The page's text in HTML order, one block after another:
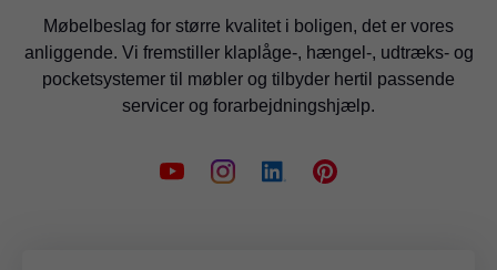
Møbelbeslag for større kvalitet i boligen, det er vores
anliggende. Vi fremstiller klaplåge-, hængel-, udtræks- og
pocketsystemer til møbler og tilbyder hertil passende
servicer og forarbejdningshjælp.